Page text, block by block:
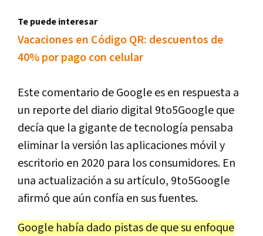
Te puede interesar
Vacaciones en Código QR: descuentos de
40% por pago con celular
Este comentario de Google es en respuesta a
un reporte del diario digital 9to5Google que
decía que la gigante de tecnología pensaba
eliminar la versión las aplicaciones móvil y
escritorio en 2020 para los consumidores. En
una actualización a su artículo, 9to5Google
afirmó que aún confía en sus fuentes.
Google había dado pistas de que su enfoque